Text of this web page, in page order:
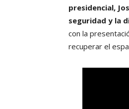
presidencial,
seguridad y la
con la
recuperar el